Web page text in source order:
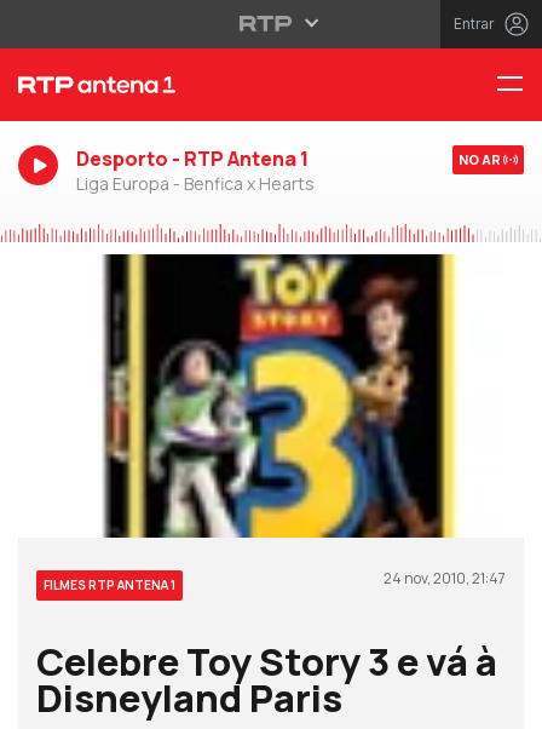
Entrar
Desporto - RTP Antena 1
Liga Europa - Benfica x Hearts
NO AR
FILMES RTP ANTENA 1 24 nov, 2010, 21:47
Celebre Toy Story 3 e vá à
Disneyland Paris